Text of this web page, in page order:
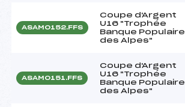
ASAM0152.FFS
Coupe d'Argent
U16 "Trophée
Banque Populaire
des Alpes"
ASAM0151.FFS
Coupe d'Argent
U16 "Trophée
Banque Populaire
des Alpes"